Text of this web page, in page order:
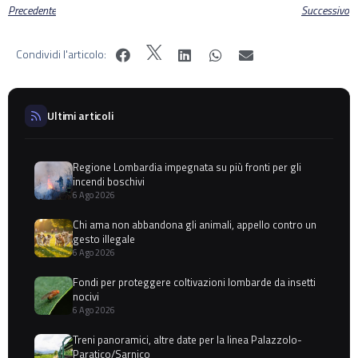
Precedente Successivo
Condividi l'articolo:
Ultimi articoli
Regione Lombardia impegnata su più fronti per gli
incendi boschivi
6 Ago 2026
Chi ama non abbandona gli animali, appello contro un
gesto illegale
6 Ago 2026
Fondi per proteggere coltivazioni lombarde da insetti
nocivi
6 Ago 2026
Treni panoramici, altre date per la linea Palazzolo-
Paratico/Sarnico